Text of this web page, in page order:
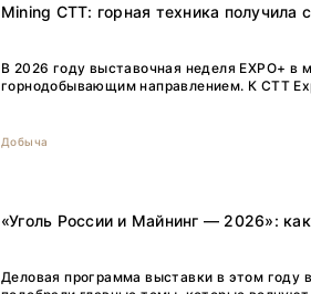
Mining CTT: горная техника получила
В 2026 году выставочная неделя EXPO+
горнодобывающим направлением. К CTT
Добыча
«Уголь России и Майнинг — 2026»:
Деловая программа выставки в этом году